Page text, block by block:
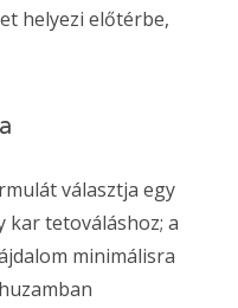
helyezi előtérbe,
választja egy
kar tetováláshoz; a
minimálisra